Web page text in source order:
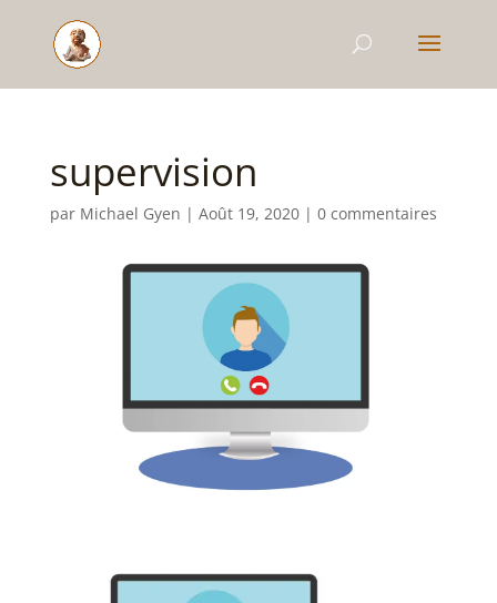
supervision
par Michael Gyen | Août 19, 2020| 0 commentaires